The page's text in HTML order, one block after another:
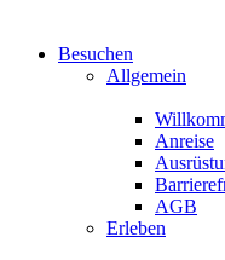
Besuchen
Allgemein
Anreise
AGB
Erleben